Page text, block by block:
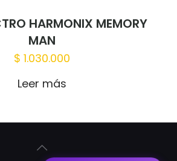
HARMONIX MEMORY
MAN
$ 1.030.000
Leer más